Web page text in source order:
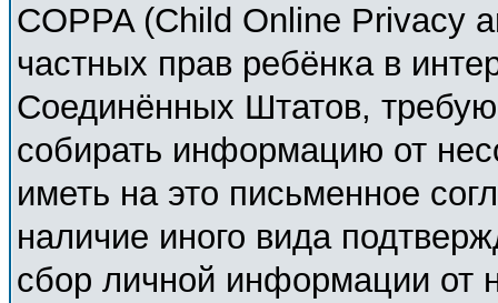
COPPA (Child Online Privacy
частных прав ребёнка в
Соединённых Штатов,
собирать информацию от
иметь на это письменное
наличие иного вида
сбор личной информации от